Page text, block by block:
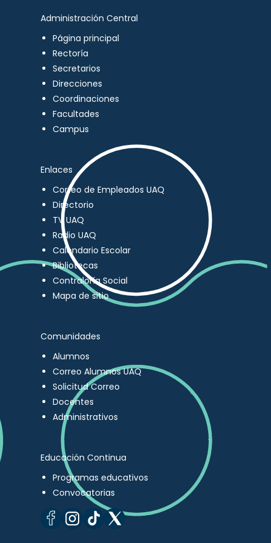
Administración Central
Página principal
Rectoría
Secretarios
Direcciones
Coordinaciones
Facultades
Campus
Enlaces
Correo de Empleados UAQ
Directorio
TV UAQ
Radio UAQ
Calendario Escolar
Bibliotecas
Contraloría Social
Mapa de sitio
Comunidades
Alumnos
Correo Alumnos UAQ
Solicitud Correo
Docentes
Administrativos
Educación Continua
Programas educativos
Convocatorias